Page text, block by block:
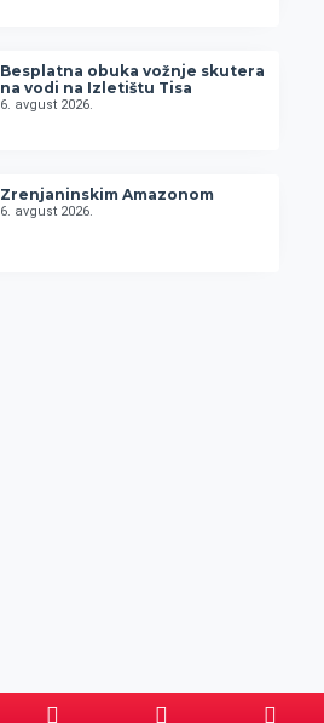
Besplatna obuka vožnje skutera
na vodi na Izletištu Tisa
6. avgust 2026.
Zrenjaninskim Amazonom
6. avgust 2026.